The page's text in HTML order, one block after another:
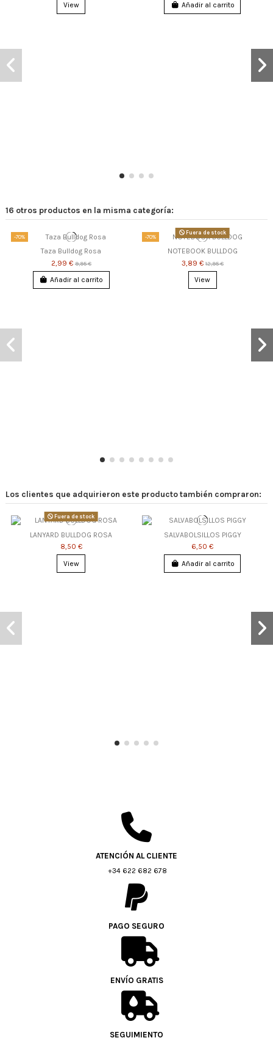
View
Añadir al carrito
16 otros productos en la misma categoría:
-70%
Taza Bulldog Rosa
2,99 €9,95 €
Añadir al carrito
-70%
Fuera de stock
NOTEBOOK BULLDOG
3,89 € 12,95 €
View
Los clientes que adquirieron este producto también compraron:
Fuera de stock
LANYARD BULLDOG ROSA
8,50 €
View
SALVABOLSILLOS PIGGY
6,50 €
Añadir al carrito
ATENCIÓN AL CLIENTE
+34 622 682 678
PAGO SEGURO
ENVÍO GRATIS
SEGUIMIENTO